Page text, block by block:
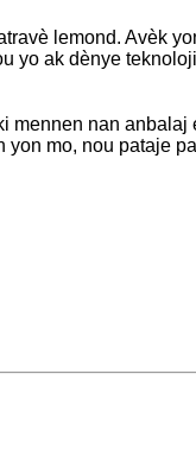
lemond. Avèk
yo ak dènye
nan
mo, nou pataje